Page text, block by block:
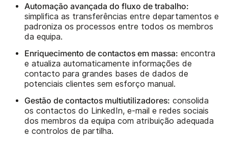
Automação avançada do fluxo de trabalho:
simplifica as transferências entre departamentos e
padroniza os processos entre todos os membros
da equipa.
Enriquecimento de contactos em massa: encontra
e atualiza automaticamente informações de
contacto para grandes bases de dados de
potenciais clientes sem esforço manual.
Gestão de contactos multiutilizadores: consolida
os contactos do LinkedIn, e-mail e redes sociais
dos membros da equipa com atribuição adequada
e controlos de partilha.